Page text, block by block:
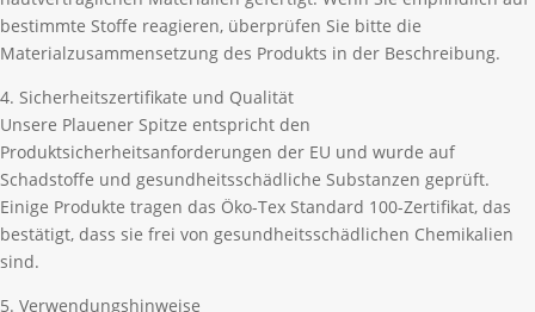
bestimmte Stoffe reagieren, überprüfen Sie bitte die
Materialzusammensetzung des Produkts in der Beschreibung.
4. Sicherheitszertifikate und Qualität
Unsere Plauener Spitze entspricht den
Produktsicherheitsanforderungen der EU und wurde auf
Schadstoffe und gesundheitsschädliche Substanzen geprüft.
Einige Produkte tragen das Öko-Tex Standard 100-Zertifikat, das
bestätigt, dass sie frei von gesundheitsschädlichen Chemikalien
sind.
5. Verwendungshinweise